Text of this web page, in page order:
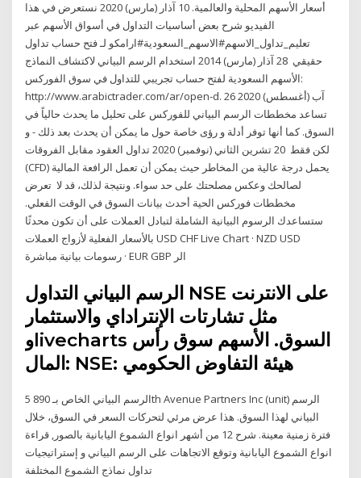
أسعار الأسهم المحلية والعالمية. 10 آذار (مارس) 2020 نستعرض في هذا
الفيديو شرح بعض أساسيات التداول في أسواق الأسهم عبر
تعليم_تداول_الاسهم#الاسهم_السعودية#ارامكو لـ فتح حساب تداول
حقيقي 28 آذار (مارس) 2014 استخدام الرسم البياني لاكتشاف النماذج
الأسهم السعودية لفتح حساب تجريبي للتداول في سوق الفوركس:
http://www.arabictrader.com/ar/open-d. 26 آب (أغسطس) 2020
تساعد مخططات الرسم البياني للفوركس على تحليل ما يحدث حالياً في
السوق. كما أنها توفر أدلة و رؤى خاصة حول ما يمكن أن يحدث بعد ذلك - و
لكن فقط 20 تشرين الثاني (نوفمبر) 2020 تداول العقود مقابل الفروقات
(CFD) يحمل درجة عالية من المخاطر حيث يمكن أن تعمل الرافعة المالية
لصالحك وعكس مصلحتك على حد سواء. ونتيجة لذلك، قد لا تعرض
مخططات فوركس الحية أحدث بيانات السوق في الوقت الفعلي.
ستساعدك الرسوم البيانية الشاملة لتبادل العملات على أن تكون محدثًا
بالأسعار الفعلية لأزواج العملات USD CHF Live Chart · NZD USD
رسومات بيانية مباشرة · EUR GBP الر
الرسم البياني التداول NSE على الانترنت
مثل تشارتات الإنتراداي والاستثمار
وlivecharts السوق. الأسهم سوق رأس
المال: NSE: هيئة التفاوض الحكومي
الرسم البياني الخاص بـ 890 5th Avenue Partners Inc (unit) الرسم
البياني لهذا السوق. هذا عرض مرئي لتحركات السعر في السوق، خلال
فترة زمنية معينة. شرح 12 من أشهر انواع الشموع اليابانية بالصور, قراءة
انواع الشموع اليابانية وتوقع الاتجاهات على الرسم البياني و إستراتيجيات
تداول نماذج الشموع المختلفة